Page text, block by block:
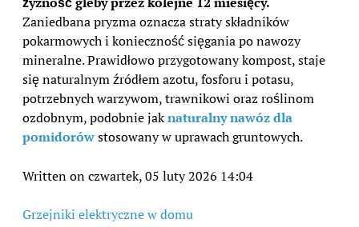
Zaniedbana pryzma oznacza straty składników
pokarmowych i konieczność sięgania po nawozy
mineralne. Prawidłowo przygotowany kompost, staje
się naturalnym źródłem azotu, fosforu i potasu,
potrzebnych warzywom, trawnikowi oraz roślinom
ozdobnym, podobnie jaknaturalny nawóz dla
pomidorówstosowany w uprawach gruntowych.
Written on czwartek, 05 luty 2026 14:04
Grzejniki elektryczne w domu